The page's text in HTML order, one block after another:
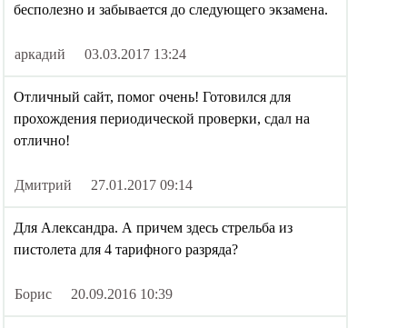
бесполезно и забывается до следующего экзамена.
аркадий 03.03.2017 13:24
Отличный сайт, помог очень! Готовился для
прохождения периодической проверки, сдал на
отлично!
Дмитрий 27.01.2017 09:14
Для Александра. А причем здесь стрельба из
пистолета для 4 тарифного разряда?
Борис 20.09.2016 10:39